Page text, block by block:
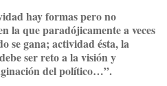
hay formas pero no
la que paradójicamente a veces
se gana; actividad ésta, la
ser reto a la visión y
del político…”.